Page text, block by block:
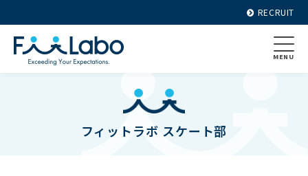
RECRUIT
MENU
フィットラボ スケート部